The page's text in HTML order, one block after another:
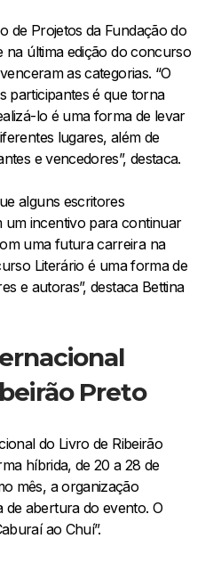
de Projetos da Fundação do
na última edição do concurso
as categorias. “O
participantes é que torna
lo é uma forma de levar
lugares, além de
e vencedores”, destaca.
alguns escritores
incentivo para continuar
uma futura carreira na
Literário é uma forma de
e autoras”, destaca Bettina
Preto
do Livro de Ribeirão
híbrida, de 20 a 28 de
mês, a organização
abertura do evento. O
ao Chuí”.